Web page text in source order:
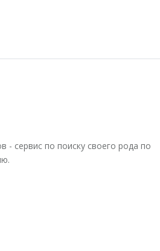
- сервис по поиску своего рода по